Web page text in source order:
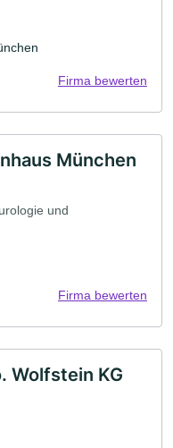
Firma bewerten
München
und
Firma bewerten
Wolfstein KG